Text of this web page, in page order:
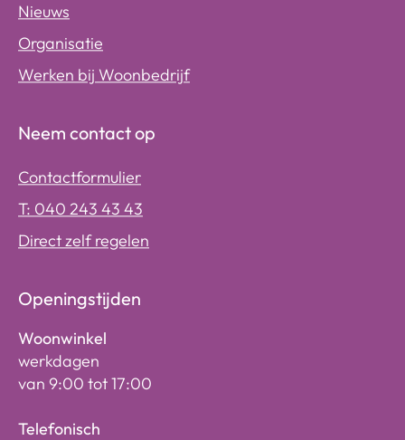
Nieuws
Organisatie
Werken bij Woonbedrijf
Neem contact op
Contactformulier
T: 040 243 43 43
Direct zelf regelen
Openingstijden
Woonwinkel
werkdagen
van 9:00 tot 17:00
Telefonisch